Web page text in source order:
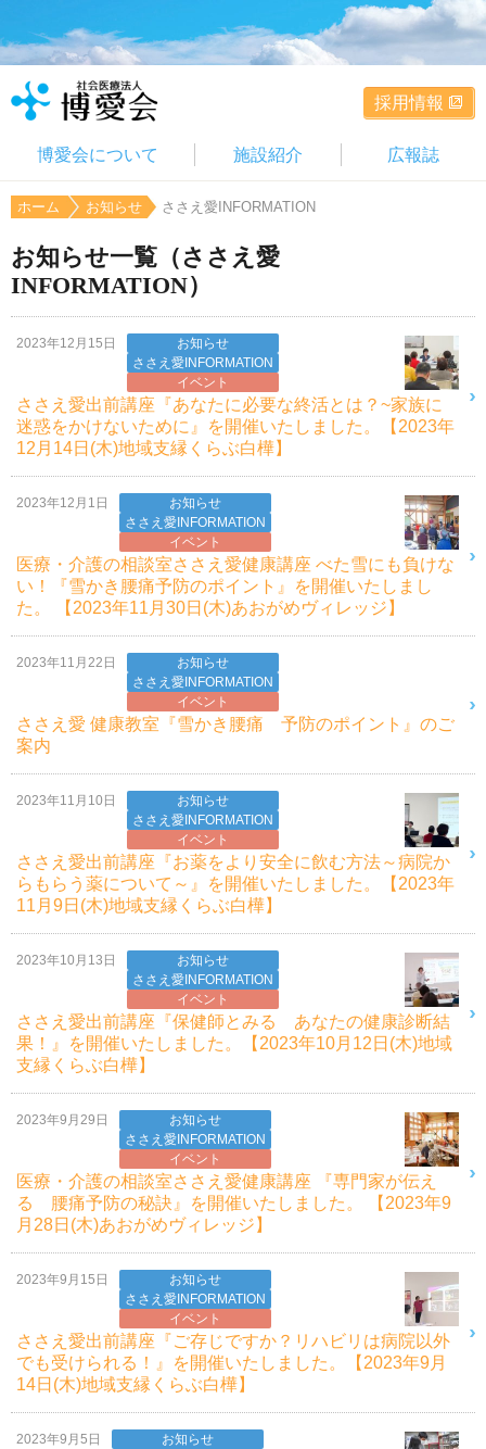
採用情報
博愛会について 施設紹介 広報誌
ホーム お知らせ ささえ愛INFORMATION
お知らせ一覧（ささえ愛
INFORMATION）
2023年12月15日
お知らせ
ささえ愛INFORMATION
イベント
ささえ愛出前講座『あなたに必要な終活とは？~家族に
迷惑をかけないために』を開催いたしました。【2023年
12月14日(木)地域支縁くらぶ白樺】
2023年12月1日
お知らせ
ささえ愛INFORMATION
イベント
医療・介護の相談室ささえ愛健康講座 べた雪にも負けな
い！『雪かき腰痛予防のポイント』を開催いたしまし
た。 【2023年11月30日(木)あおがめヴィレッジ】
2023年11月22日
お知らせ
ささえ愛INFORMATION
イベント
ささえ愛 健康教室『雪かき腰痛 予防のポイント』のご
案内
2023年11月10日
お知らせ
ささえ愛INFORMATION
イベント
ささえ愛出前講座『お薬をより安全に飲む方法～病院か
らもらう薬について～』を開催いたしました。【2023年
11月9日(木)地域支縁くらぶ白樺】
2023年10月13日
お知らせ
ささえ愛INFORMATION
イベント
ささえ愛出前講座『保健師とみる あなたの健康診断結
果！』を開催いたしました。【2023年10月12日(木)地域
支縁くらぶ白樺】
2023年9月29日
お知らせ
ささえ愛INFORMATION
イベント
医療・介護の相談室ささえ愛健康講座 『専門家が伝え
る 腰痛予防の秘訣』を開催いたしました。 【2023年9
月28日(木)あおがめヴィレッジ】
2023年9月15日
お知らせ
ささえ愛INFORMATION
イベント
ささえ愛出前講座『ご存じですか？リハビリは病院以外
でも受けられる！』を開催いたしました。【2023年9月
14日(木)地域支縁くらぶ白樺】
2023年9月5日
お知らせ